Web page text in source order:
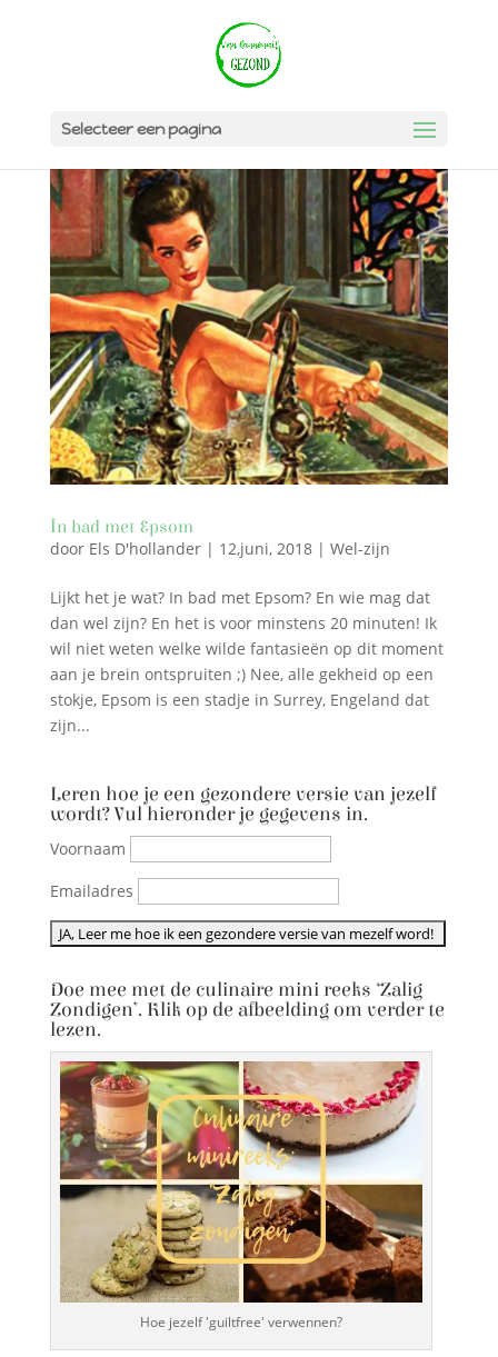
Selecteer een pagina
In bad met Epsom
door Els D'hollander| 12,juni, 2018| Wel-zijn
Lijkt het je wat? In bad met Epsom? En wie mag dat
dan wel zijn? En het is voor minstens 20 minuten! Ik
wil niet weten welke wilde fantasieën op dit moment
aan je brein ontspruiten ;) Nee, alle gekheid op een
stokje, Epsom is een stadje in Surrey, Engeland dat
zijn...
Leren hoe je een gezondere versie van jezelf
wordt? Vul hieronder je gegevens in.
Voornaam
Emailadres
Doe mee met de culinaire mini reeks ‘Zalig
Zondigen’. Klik op de afbeelding om verder te
lezen.
Hoe jezelf 'guiltfree' verwennen?